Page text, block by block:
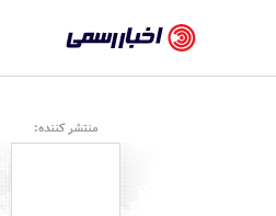
رسمی
-
اخبار
منتشر کننده: